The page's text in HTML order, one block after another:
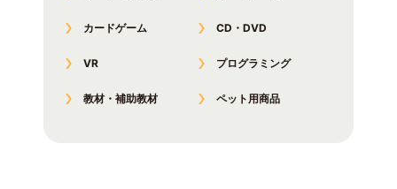
カードゲーム CD・DVD
VR プログラミング
教材・補助教材 ペット用商品